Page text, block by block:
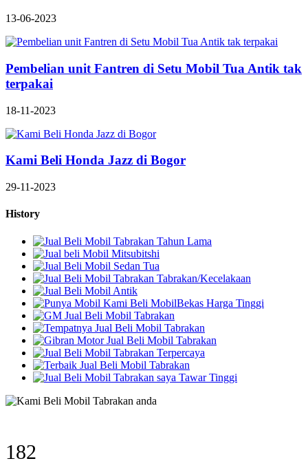
13-06-2023
Pembelian unit Fantren di Setu Mobil Tua Antik tak
terpakai
18-11-2023
Kami Beli Honda Jazz di Bogor
29-11-2023
History
242